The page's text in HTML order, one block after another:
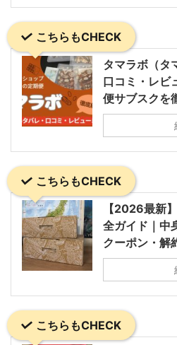
こちらもCHECK
タマラボ（タ
口コミ・レビ
便サブスクを
こちらもCHECK
【2026最新
全ガイド｜中
クーポン・解
こちらもCHECK